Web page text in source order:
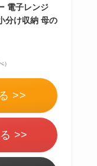
電子レンジ
分け収納 母の
>>
>>